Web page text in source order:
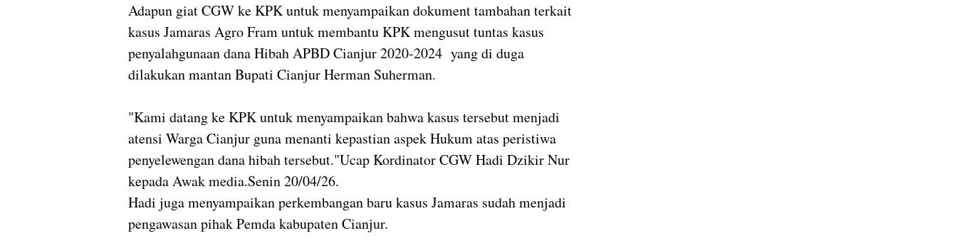
Adapun giat CGW ke KPK untuk menyampaikan dokument tambahan terkait
kasus Jamaras Agro Fram untuk membantu KPK mengusut tuntas kasus
penyalahgunaan dana Hibah APBD Cianjur 2020-2024 yang di duga
dilakukan mantan Bupati Cianjur Herman Suherman.
"Kami datang ke KPK untuk menyampaikan bahwa kasus tersebut menjadi
atensi Warga Cianjur guna menanti kepastian aspek Hukum atas peristiwa
penyelewengan dana hibah tersebut."Ucap Kordinator CGW Hadi Dzikir Nur
kepada Awak media.Senin 20/04/26.
Hadi juga menyampaikan perkembangan baru kasus Jamaras sudah menjadi
pengawasan pihak Pemda kabupaten Cianjur.